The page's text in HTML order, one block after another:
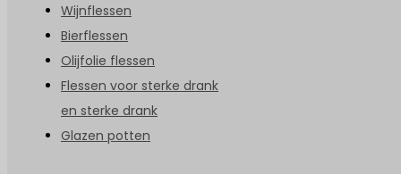
Wijnflessen
Bierflessen
Olijfolie flessen
Flessen voor sterke drank
en sterke drank
Glazen potten